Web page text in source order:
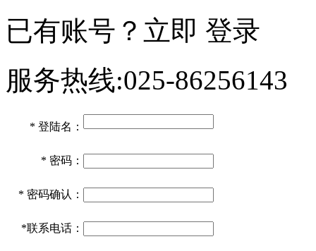
已有账号？立即 登录
服务热线:025-86256143
* 登陆名：
* 密码：
* 密码确认：
*联系电话：